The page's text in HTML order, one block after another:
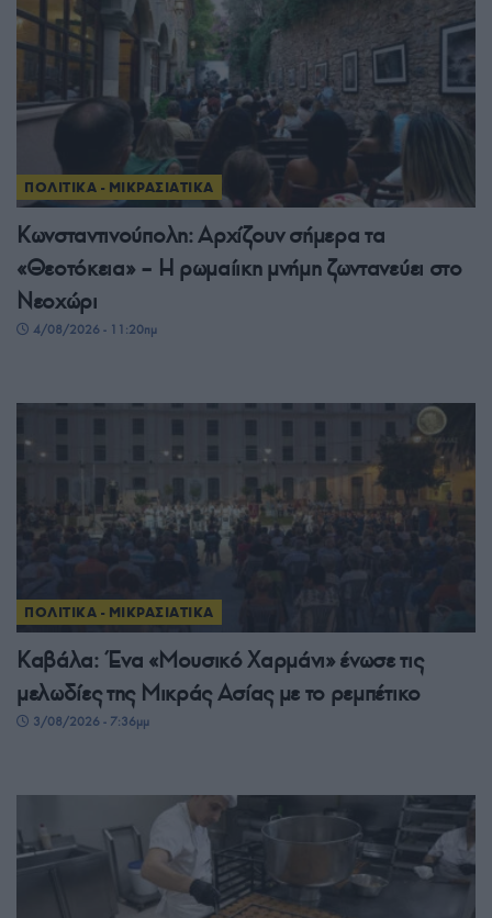
ΠΟΛΙΤΙΚΑ - ΜΙΚΡΑΣΙΑΤΙΚΑ
Κωνσταντινούπολη: Αρχίζουν σήμερα τα
«Θεοτόκεια» – Η ρωμαίικη μνήμη ζωντανεύει στο
Νεοχώρι
4/08/2026 - 11:20πμ
ΠΟΛΙΤΙΚΑ - ΜΙΚΡΑΣΙΑΤΙΚΑ
Καβάλα: Ένα «Μουσικό Χαρμάνι» ένωσε τις
μελωδίες της Μικράς Ασίας με το ρεμπέτικο
3/08/2026 - 7:36μμ